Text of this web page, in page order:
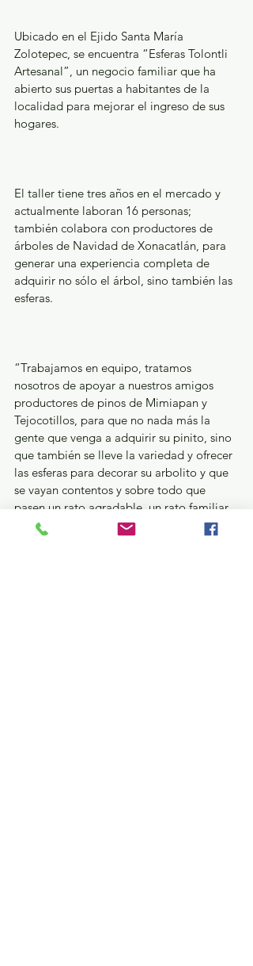
Ubicado en el Ejido Santa María
Zolotepec, se encuentra “Esferas Tolontli
Artesanal”, un negocio familiar que ha
abierto sus puertas a habitantes de la
localidad para mejorar el ingreso de sus
hogares.
El taller tiene tres años en el mercado y
actualmente laboran 16 personas;
también colabora con productores de
árboles de Navidad de Xonacatlán, para
generar una experiencia completa de
adquirir no sólo el árbol, sino también las
esferas.
“Trabajamos en equipo, tratamos
nosotros de apoyar a nuestros amigos
productores de pinos de Mimiapan y
Tejocotillos, para que no nada más la
gente que venga a adquirir su pinito, sino
que también se lleve la variedad y ofrecer
las esferas para decorar su arbolito y que
se vayan contentos y sobre todo que
pasen un rato agradable, un rato familiar
en donde valga la pena el viaje”, refirió